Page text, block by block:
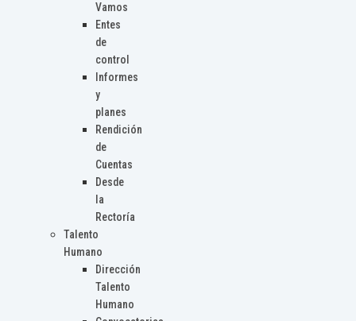
Vamos
Entes
de
control
Informes
y
planes
Rendición
de
Cuentas
Desde
la
Rectoría
Talento
Humano
Dirección
Talento
Humano